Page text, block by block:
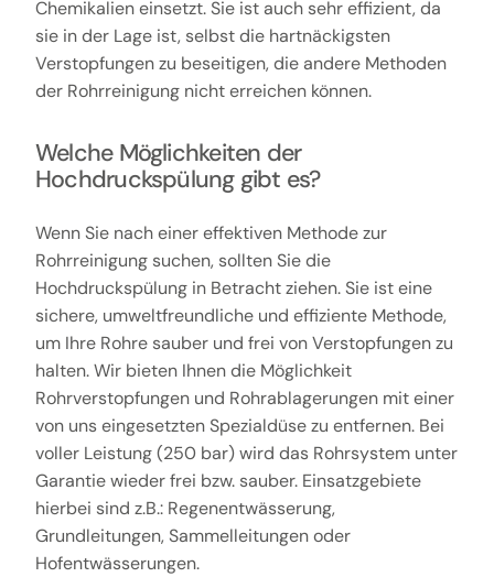
Chemikalien einsetzt. Sie ist auch sehr effizient, da
sie in der Lage ist, selbst die hartnäckigsten
Verstopfungen zu beseitigen, die andere Methoden
der Rohrreinigung nicht erreichen können.
Welche Möglichkeiten der
Hochdruckspülung gibt es?
Wenn Sie nach einer effektiven Methode zur
Rohrreinigung suchen, sollten Sie die
Hochdruckspülung in Betracht ziehen. Sie ist eine
sichere, umweltfreundliche und effiziente Methode,
um Ihre Rohre sauber und frei von Verstopfungen zu
halten. Wir bieten Ihnen die Möglichkeit
Rohrverstopfungen und Rohrablagerungen mit einer
von uns eingesetzten Spezialdüse zu entfernen. Bei
voller Leistung (250 bar) wird das Rohrsystem unter
Garantie wieder frei bzw. sauber. Einsatzgebiete
hierbei sind z.B.: Regenentwässerung,
Grundleitungen, Sammelleitungen oder
Hofentwässerungen.